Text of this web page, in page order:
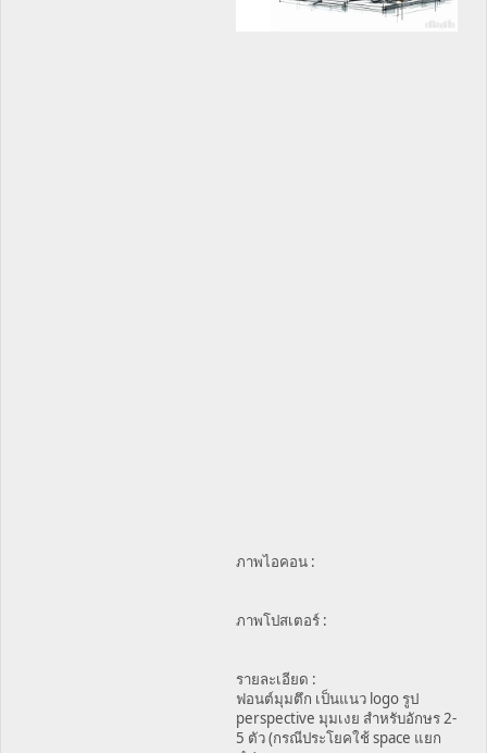
ภาพไอคอน :
ภาพโปสเตอร์ :
รายละเอียด :
ฟอนต์มุมตึก เป็นแนว logo รูป
perspective มุมเงย สำหรับอักษร 2-
5 ตัว (กรณีประโยคใช้ space แยก